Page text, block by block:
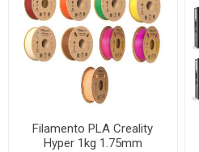
Filamento PLA Creality
Hyper 1kg 1.75mm